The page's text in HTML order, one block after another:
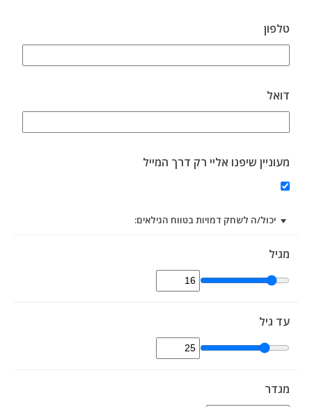
טלפון
דואל
מעוניין שיפנו אליי רק דרך המייל
יכול/ה לשחק דמויות בטווח הגילאים:
מגיל
עד גיל
מגדר